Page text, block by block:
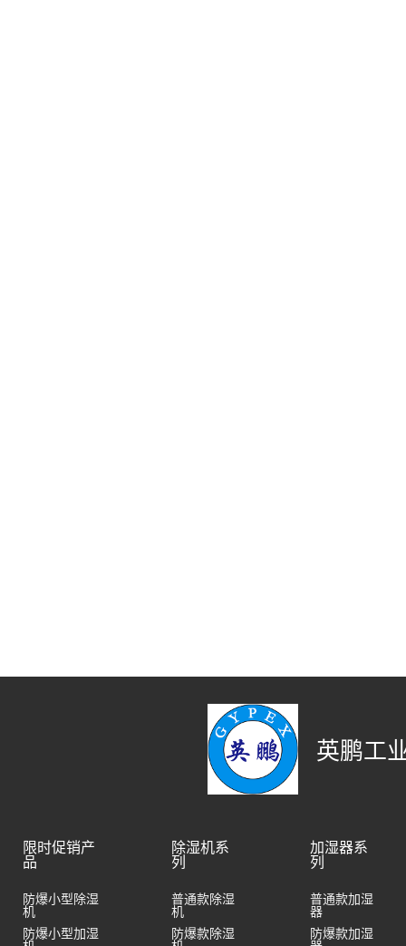
英鹏工
限时促销产
品
防爆小型除湿
机
防爆小型加湿
除湿机系
列
普通款除湿
机
防爆款除湿
加湿器系
列
普通款加湿
器
防爆款加湿